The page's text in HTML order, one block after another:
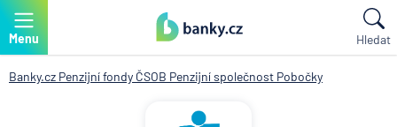
Menu Hledat
Banky.cz Penzijní fondy ČSOB Penzijní společnost Pobočky